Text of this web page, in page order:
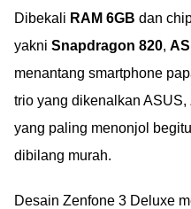
Dibekali RAM 6GB dan
yakni Snapdragon 820,
menantang smartphone
trio yang dikenalkan
yang paling menonjol
dibilang murah.
Desain Zenfone 3 Deluxe